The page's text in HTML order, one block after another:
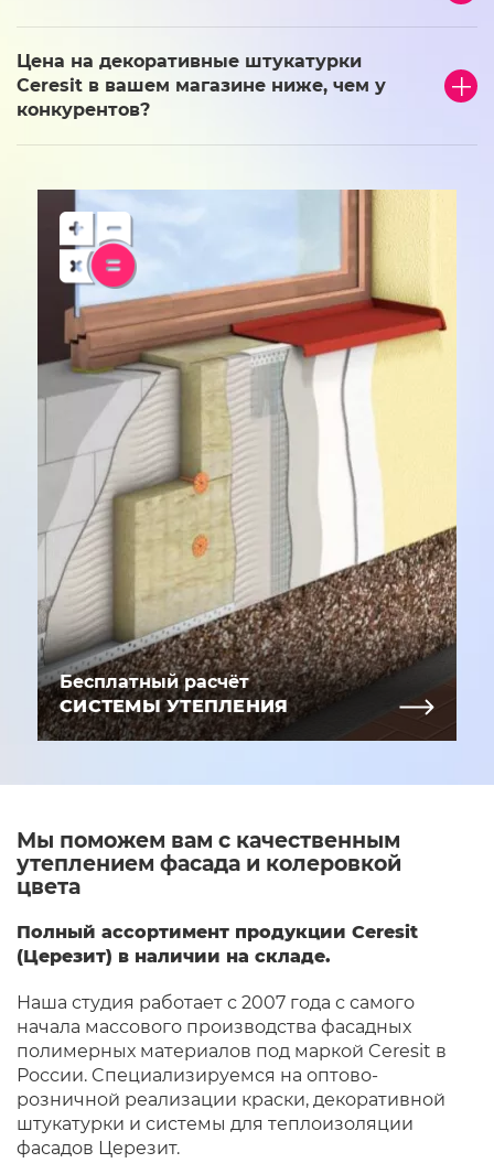
Цена на декоративные штукатурки
Ceresit в вашем магазине ниже, чем у
конкурентов?
Бесплатный расчёт
СИСТЕМЫ УТЕПЛЕНИЯ
Мы поможем вам с качественным
утеплением фасада и колеровкой
цвета
Полный ассортимент продукции Ceresit
(Церезит) в наличии на складе.
Наша студия работает с 2007 года с самого
начала массового производства фасадных
полимерных материалов под маркой Ceresit в
России. Cпециализируемся на оптово-
розничной реализации краски, декоративной
штукатурки и системы для теплоизоляции
фасадов Церезит.